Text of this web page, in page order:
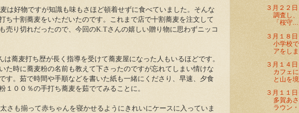
は好物ですが知識も味もさほど頓着せずに食べていました。そんな
ち十割蕎麦をいただいたのです。これまで店で十割蕎麦を注文して
売り切れだったので、今回のK.Tさんの嬉しい贈り物に思わずニッコ
は蕎麦打ち歴が長く指導を受けて蕎麦屋になった人もいるほどです。
た時に蕎麦粉の名前も教えて下さったのですが忘れてしまい情けな
す。茹で時間や手順などを書いた紙も一緒にくださり、早速、夕食
１００％の手打ち蕎麦を茹でてみることに。
さも揃って赤ちゃんを寝かせるようにきれいにケースに入っていま
３月２２
調査し
「桜守...
３月１８
小学校
アをし
３月１４
カフェ
と山を
３月１１
多賀あ
ラウン